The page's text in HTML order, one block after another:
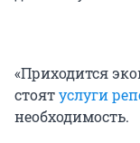
«Приходится
стоятуслуги
необходимость.